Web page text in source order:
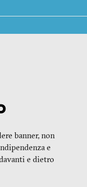
banner, non
e
e dietro